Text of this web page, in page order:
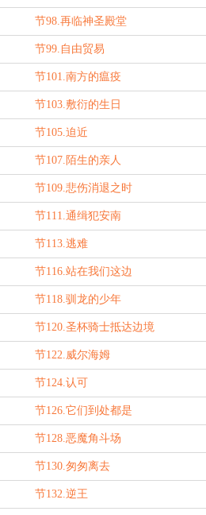
节98.再临神圣殿堂
节99.自由贸易
节101.南方的瘟疫
节103.敷衍的生日
节105.迫近
节107.陌生的亲人
节109.悲伤消退之时
节111.通缉犯安南
节113.逃难
节116.站在我们这边
节118.驯龙的少年
节120.圣杯骑士抵达边境
节122.威尔海姆
节124.认可
节126.它们到处都是
节128.恶魔角斗场
节130.匆匆离去
节132.逆王